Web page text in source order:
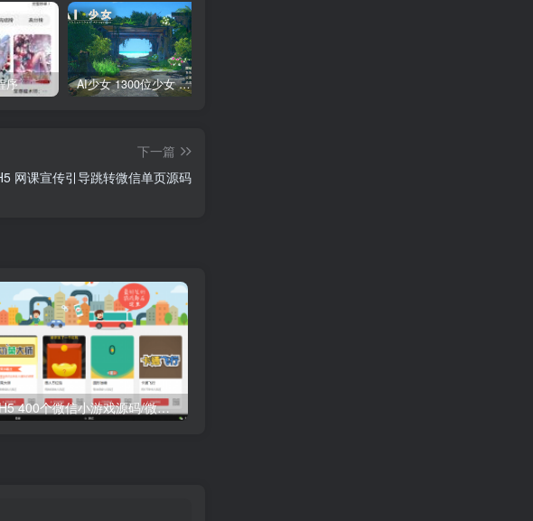
序 AI少女 1300位少女 捏脸面补数据整合包 总有一位是你想要的
下一篇
网课宣传引导跳转微信单页源码
H5 400个微信小游戏源码/微信公众号引流源码/朋友圈小游戏引流源码